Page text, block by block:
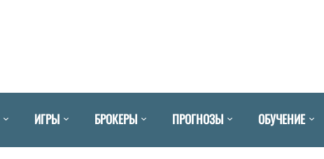
ИГРЫ БРОКЕРЫ ПРОГНОЗЫ ОБУЧЕНИЕ